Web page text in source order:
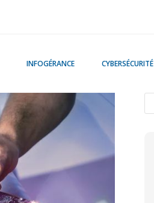
INFOGÉRANCE CYBERSÉCURITÉ